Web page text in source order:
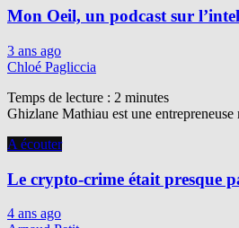
Mon Oeil, un podcast sur
3 ans ago
Chloé Pagliccia
Temps de lecture : 2 minutes
Ghizlane Mathiau est une
A écouter
Le crypto-crime était presque
4 ans ago